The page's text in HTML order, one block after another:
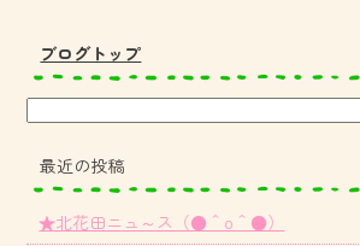
ブログトップ
最近の投稿
★北花田ニュ～ス（●＾o＾●）